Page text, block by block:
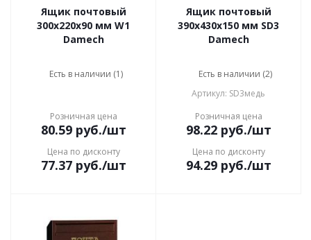
Ящик почтовый
300х220х90 мм W1
Damech
Есть в наличии (1)
Розничная цена
80.59руб./шт
Цена по дисконту
77.37руб./шт
Ящик почтовый
390x430x150 мм SD3
Damech
Есть в наличии (2)
Артикул: SD3медь
Розничная цена
98.22руб./шт
Цена по дисконту
94.29руб./шт